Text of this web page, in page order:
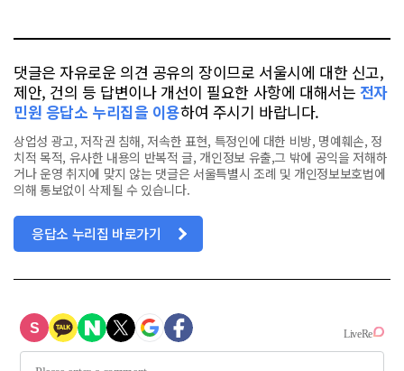
댓글은 자유로운 의견 공유의 장이므로 서울시에 대한 신고,
제안, 건의 등 답변이나 개선이 필요한 사항에 대해서는 전자
민원 응답소 누리집을 이용하여 주시기 바랍니다.
상업성 광고, 저작권 침해, 저속한 표현, 특정인에 대한 비방, 명예훼손, 정
치적 목적, 유사한 내용의 반복적 글, 개인정보 유출,그 밖에 공익을 저해하
거나 운영 취지에 맞지 않는 댓글은 서울특별시 조례 및 개인정보보호법에
의해 통보없이 삭제될 수 있습니다.
응답소 누리집 바로가기